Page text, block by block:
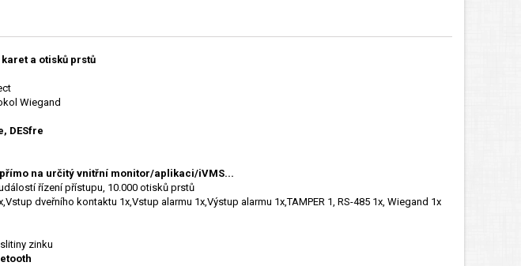
a otisků prstů
Wiegand
DESfre
na určitý vnitřní monitor/aplikaci/iVMS...
řízení přístupu, 10.000 otisků prstů
dveřního kontaktu 1x,Vstup alarmu 1x,Výstup alarmu 1x,TAMPER 1, RS-485 1x, Wiegand 1x
zinku